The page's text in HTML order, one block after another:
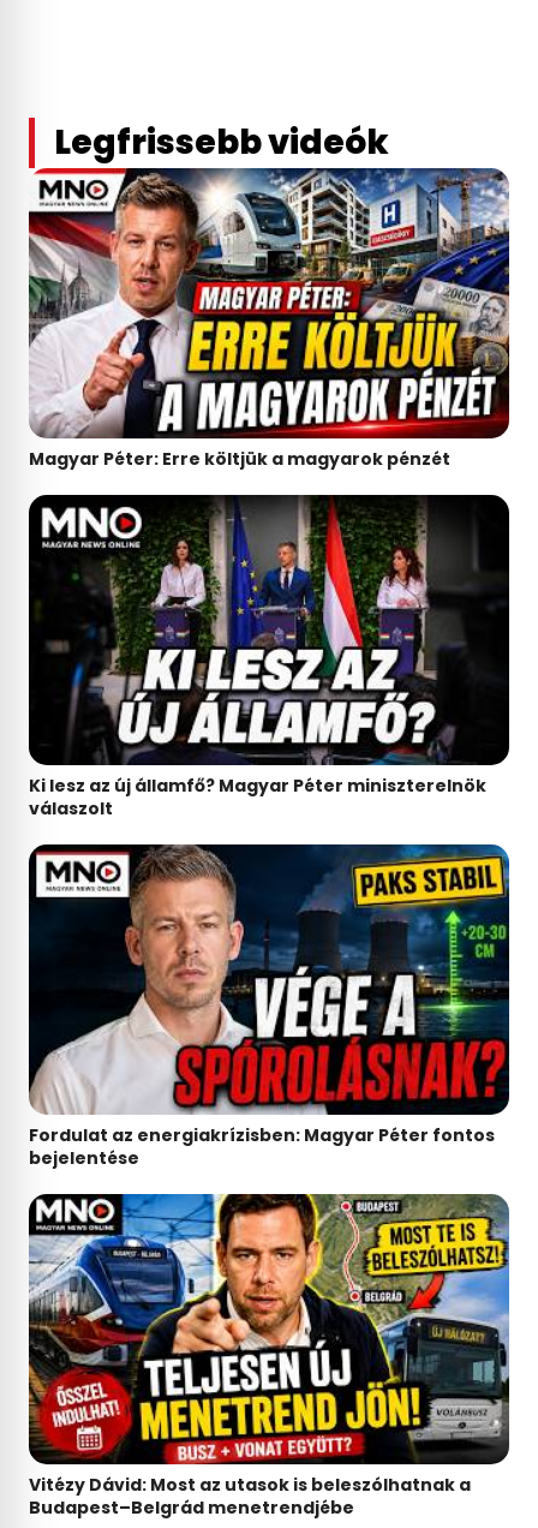
Legfrissebb videók
Magyar Péter: Erre költjük a magyarok pénzét
Ki lesz az új államfő? Magyar Péter miniszterelnök
válaszolt
Fordulat az energiakrízisben: Magyar Péter fontos
bejelentése
Vitézy Dávid: Most az utasok is beleszólhatnak a
Budapest–Belgrád menetrendjébe